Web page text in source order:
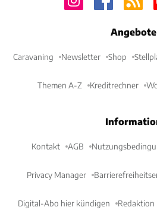
Angebote
Caravaning Newsletter Shop
Themen A-Z Kreditrechner
Kontakt AGB
Privacy Manager
Digital-Abo hier kündigen Redaktion